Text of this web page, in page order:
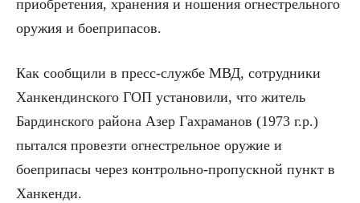
приобретения, хранения и ношения огнестрельного
оружия и боеприпасов.
Как сообщили в пресс-службе МВД, сотрудники
Ханкендинского ГОП установили, что житель
Бардинского района Азер Гахраманов (1973 г.р.)
пытался провезти огнестрельное оружие и
боеприпасы через контрольно-пропускной пункт в
Ханкенди.